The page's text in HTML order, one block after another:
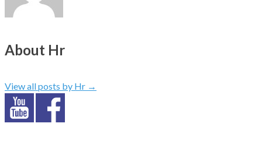
About Hr
View all posts by Hr →